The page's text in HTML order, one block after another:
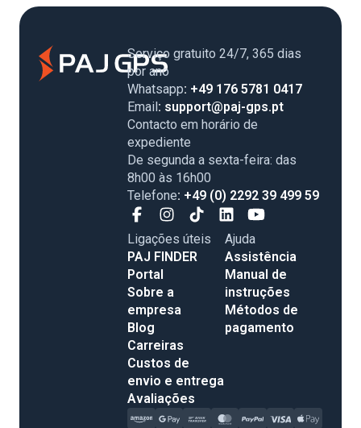
Serviço gratuito 24/7, 365 dias
por ano
Whatsapp: +49 176 5781 0417
Email: support@paj-gps.pt
Contacto em horário de
expediente
De segunda a sexta-feira: das
8h00 às 16h00
Telefone: +49 (0) 2292 39 499 59
Ligações úteis
PAJ FINDER
Portal
Sobre a
empresa
Blog
Carreiras
Custos de
envio e entrega
Avaliações
Ajuda
Assistência
Manual de
instruções
Métodos de
pagamento